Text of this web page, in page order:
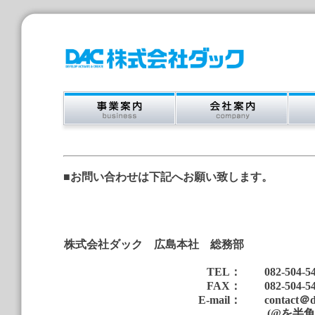
■お問い合わせは下記へお願い致します。
株式会社ダック 広島本社 総務部
TEL：
082-504-
FAX：
082-504-
E-mail：
contact＠